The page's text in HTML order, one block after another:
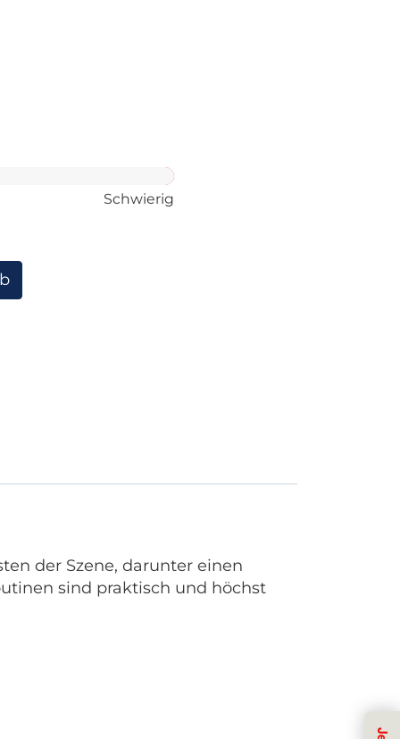
Schwierig
der Szene, darunter einen
sind praktisch und höchst